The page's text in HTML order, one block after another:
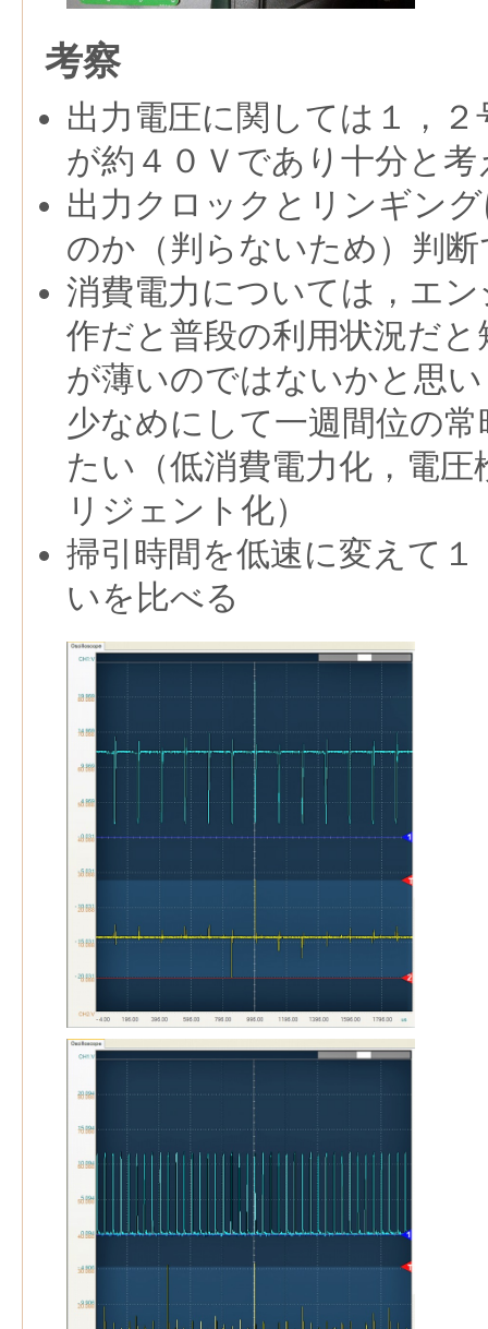
考察
出力電圧に関しては１，
が約４０Ｖであり十分と考
出力クロックとリンギン
のか（判らないため）判
消費電力については，エ
作だと普段の利用状況だ
が薄いのではないかと思
少なめにして一週間位の
たい（低消費電力化，電
リジェント化）
掃引時間 を低速に変えて
いを比べる